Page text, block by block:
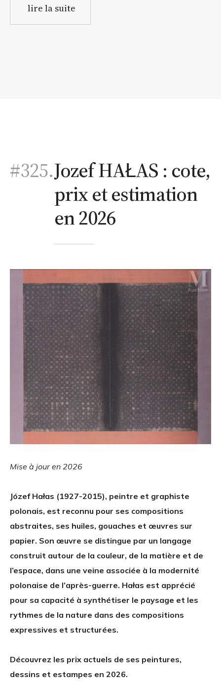
lire la suite
#325.Jozef HAŁAS : cote,
prix et estimation
en 2026
Mise à jour en 2026
Józef Hałas (1927-2015), peintre et graphiste
polonais, est reconnu pour ses compositions
abstraites, ses huiles, gouaches et œuvres sur
papier. Son œuvre se distingue par un langage
construit autour de la couleur, de la matière et de
l’espace, dans une veine associée à la modernité
polonaise de l’après-guerre. Hałas est apprécié
pour sa capacité à synthétiser le paysage et les
rythmes de la nature dans des compositions
expressives et structurées.
Découvrez les prix actuels de ses peintures,
dessins et estampes en 2026.